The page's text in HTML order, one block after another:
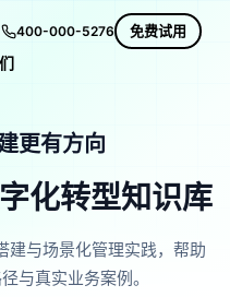
400-000-5276 免费试用
更有方向
化转型知识库
建与场景化管理实践，帮助
与真实业务案例。